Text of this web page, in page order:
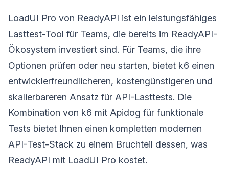
LoadUI Pro von ReadyAPI ist ein leistungsfähiges
Lasttest-Tool für Teams, die bereits im ReadyAPI-
Ökosystem investiert sind. Für Teams, die ihre
Optionen prüfen oder neu starten, bietet k6 einen
entwicklerfreundlicheren, kostengünstigeren und
skalierbareren Ansatz für API-Lasttests. Die
Kombination von k6 mit Apidog für funktionale
Tests bietet Ihnen einen kompletten modernen
API-Test-Stack zu einem Bruchteil dessen, was
ReadyAPI mit LoadUI Pro kostet.